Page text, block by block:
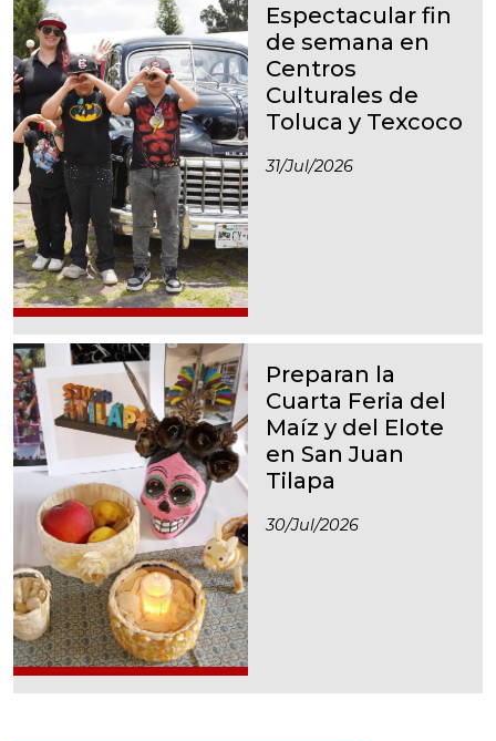
Espectacular fin
de semana en
Centros
Culturales de
Toluca y Texcoco
31/jul/2026
Preparan la
Cuarta Feria del
Maíz y del Elote
en San Juan
Tilapa
30/jul/2026